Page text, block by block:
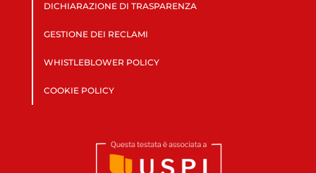
DICHIARAZIONE DI TRASPARENZA
GESTIONE DEI RECLAMI
WHISTLEBLOWER POLICY
COOKIE POLICY